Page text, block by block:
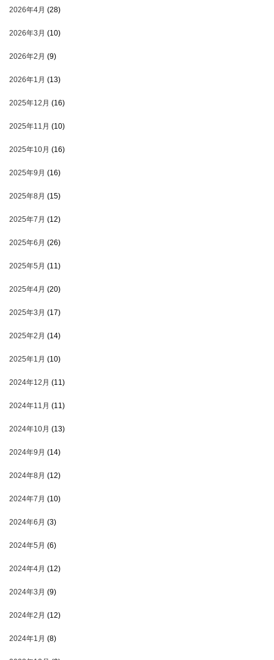
2026年4月 (28)
2026年3月 (10)
2026年2月 (9)
2026年1月 (13)
2025年12月 (16)
2025年11月 (10)
2025年10月 (16)
2025年9月 (16)
2025年8月 (15)
2025年7月 (12)
2025年6月 (26)
2025年5月 (11)
2025年4月 (20)
2025年3月 (17)
2025年2月 (14)
2025年1月 (10)
2024年12月 (11)
2024年11月 (11)
2024年10月 (13)
2024年9月 (14)
2024年8月 (12)
2024年7月 (10)
2024年6月 (3)
2024年5月 (6)
2024年4月 (12)
2024年3月 (9)
2024年2月 (12)
2024年1月 (8)